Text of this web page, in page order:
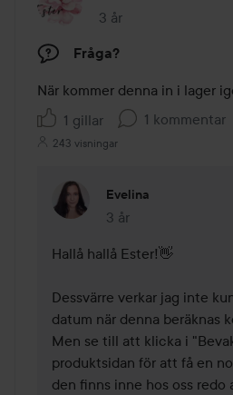
3 år
Inlägget skapades 3 år
Fråga?
När kommer denna in i lager
1 gillar
1 kommentar
243 visningar
Evelina
3 år
Kommentaren lades
Hallå hallå Ester!👋
Dessvärre verkar jag inte
datum när denna beräknas
Men se till att klicka i
produktsidan för att få en
den finns inne hos oss redo